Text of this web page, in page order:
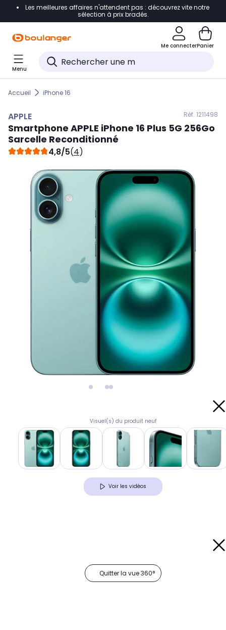
Accéder directement à la navigation
Accéder directement au pied de page
Accéder directement au chatbot
Les meilleures affaires n'attendent pas : découvrez vite notre
sélection à prix bradés.
Me connecterPanier
Menu
Accueil iPhone 16
APPLE Réf. 1211498
Smartphone APPLE iPhone 16 Plus 5G 256Go
Sarcelle Reconditionné
4,8/5(4)
Visuel(s) du produit neuf
Voir les vidéos
Quitter la vue 360°